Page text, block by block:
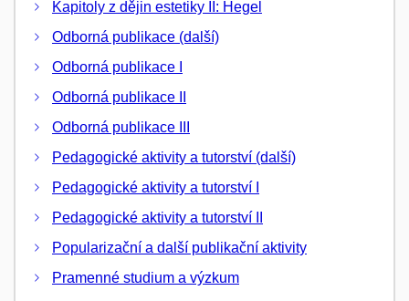
Kapitoly z dějin estetiky II: Hegel
Odborná publikace (další)
Odborná publikace I
Odborná publikace II
Odborná publikace III
Pedagogické aktivity a tutorství (další)
Pedagogické aktivity a tutorství I
Pedagogické aktivity a tutorství II
Popularizační a další publikační aktivity
Pramenné studium a výzkum